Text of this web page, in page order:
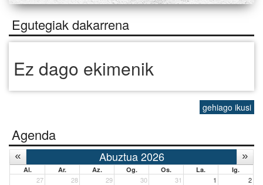
Egutegiak dakarrena
Ez dago ekimenik
gehiago ikusi
Agenda
Abuztua 2026
Al. Ar. Az. Og. Os. La. Ig.
27 28 29 30 31 1 2